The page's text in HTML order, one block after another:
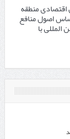
بین‌المللی مهران شود
منطقه
اصول منافع
با